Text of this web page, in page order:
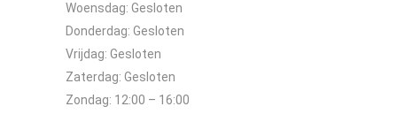
Woensdag: Gesloten
Donderdag: Gesloten
Vrijdag: Gesloten
Zaterdag: Gesloten
Zondag: 12:00 – 16:00